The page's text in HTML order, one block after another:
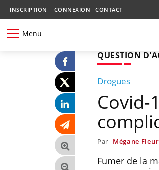
INSCRIPTION CONNEXION CONTACT
Menu
QUESTION
Drogues
Covid-
Par Mégane
Fumer de la